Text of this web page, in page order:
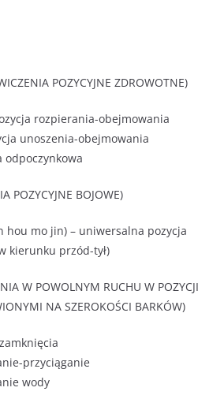
POZYCYJNE ZDROWOTNE)
rozpierania-obejmowania
unoszenia-obejmowania
odpoczynkowa
POZYCYJNE BOJOWE)
hou mo jin) – uniwersalna pozycja
kierunku przód-tył)
W POWOLNYM RUCHU W POZYCJI
NA SZEROKOŚCI BARKÓW)
przyciąganie
wody